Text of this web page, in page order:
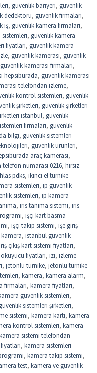
, güvenlik bariyeri, güvenlik
dedektörü, güvenlik firmaları,
iş, güvenlik kamera firmaları,
sistemleri, güvenlik kamera
fiyatları, güvenlik kamera
, güvenlik kamerası, güvenlik
güvenlik kamerası firmaları,
hepsiburada, güvenlik kamerası
telefondan izleme,
kontrol sistemleri, güvenlik
şirketleri, güvenlik şirketleri
istanbul, güvenlik
firmaları, güvenlik
bilgi, güvenlik sistemleri
, güvenlik ürünleri,
araç kamerası,
numarası 0216, hirsiz
pdks, ikinci el turnike
sistemleri, ip güvenlik
sistemleri, ip kamera
, iris tanıma sistemi, iris
, işçi kart basma
, işçi takip sistemi, işe giriş
kamera, istanbul güvenlik
çıkış kart sistemi fiyatları,
fiyatları, izi, izleme
, jetonlu turnike, jetonlu turnike
, kamera, kamera alarm,
firmaları, kamera fiyatları,
güvenlik sistemleri,
sistemleri şirketleri,
sistemi, kamera kartı, kamera
kontrol sistemleri, kamera
kamera sistemi telefondan
, kamera sistemleri
, kamera takip sistemi,
test, kamera ve güvenlik